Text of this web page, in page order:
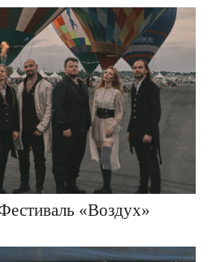
«Воздух»